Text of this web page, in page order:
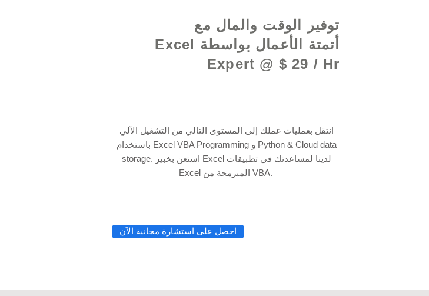
توفير الوقت والمال مع
أتمتة الأعمال بواسطة Excel
Expert @ $ 29 / Hr
انتقل بعمليات عملك إلى المستوى التالي من التشغيل الآلي
باستخدام Excel VBA Programming و Python & Cloud data
storage. استعن بخبير Excel لدينا لمساعدتك في تطبيقات
Excel المبرمجة من VBA.
احصل على استشارة مجانية الآن